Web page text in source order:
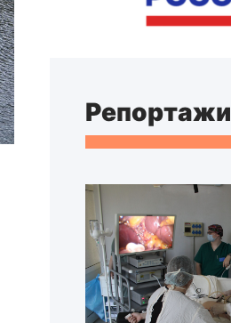
Репортажи